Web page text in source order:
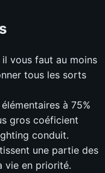
vous faut au moins
tous les sorts
à 75%
gros coéficient
conduit.
une partie des
vie en priorité.